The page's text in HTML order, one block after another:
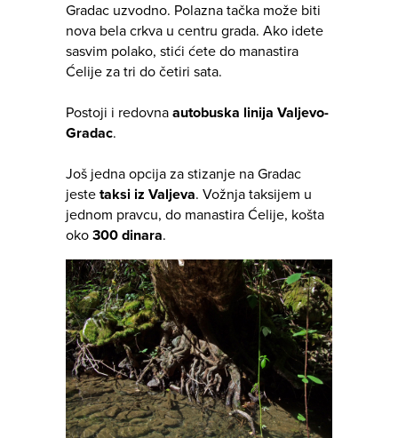
Gradac uzvodno. Polazna tačka može biti
nova bela crkva u centru grada. Ako idete
sasvim polako, stići ćete do manastira
Ćelije za tri do četiri sata.
Postoji i redovna autobuska linija Valjevo-
Gradac.
Još jedna opcija za stizanje na Gradac
jeste taksi iz Valjeva. Vožnja taksijem u
jednom pravcu, do manastira Ćelije, košta
oko 300 dinara.